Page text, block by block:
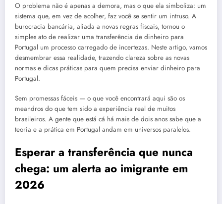
O problema não é apenas a demora, mas o que ela simboliza: um
sistema que, em vez de acolher, faz você se sentir um intruso. A
burocracia bancária, aliada a novas regras fiscais, tornou o
simples ato de realizar uma transferência de dinheiro para
Portugal um processo carregado de incertezas. Neste artigo, vamos
desmembrar essa realidade, trazendo clareza sobre as novas
normas e dicas práticas para quem precisa enviar dinheiro para
Portugal.
Sem promessas fáceis — o que você encontrará aqui são os
meandros do que tem sido a experiência real de muitos
brasileiros. A gente que está cá há mais de dois anos sabe que a
teoria e a prática em Portugal andam em universos paralelos.
Esperar a transferência que nunca
chega: um alerta ao imigrante em
2026